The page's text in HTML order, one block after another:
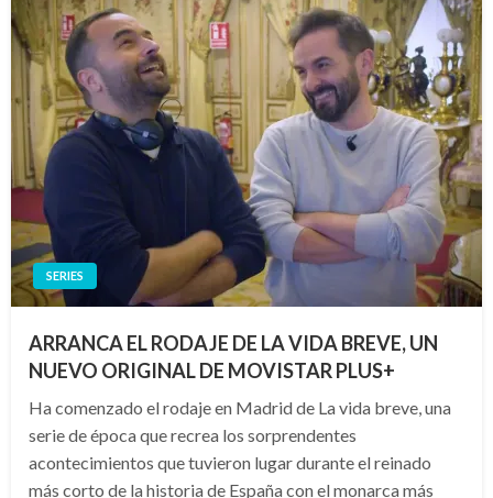
SERIES
ARRANCA EL RODAJE DE LA VIDA BREVE, UN
NUEVO ORIGINAL DE MOVISTAR PLUS+
Ha comenzado el rodaje en Madrid de La vida breve, una
serie de época que recrea los sorprendentes
acontecimientos que tuvieron lugar durante el reinado
más corto de la historia de España con el monarca más